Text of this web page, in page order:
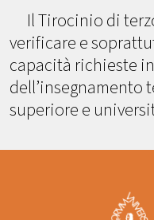
Il Tirocinio di
verificare e
capacità richieste
dell’insegnamento
superiore e